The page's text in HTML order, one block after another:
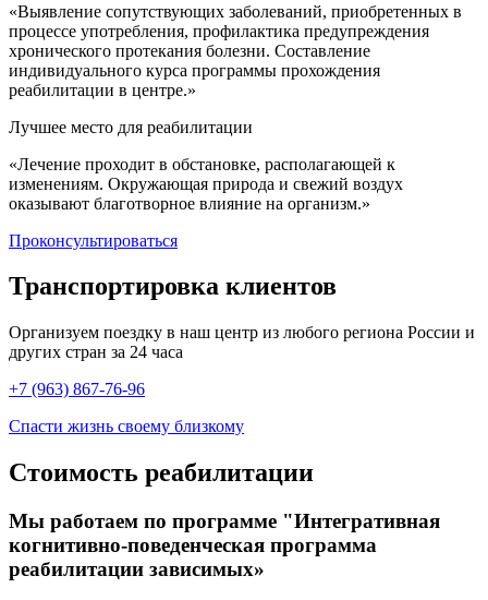
«Выявление сопутствующих заболеваний, приобретенных в
процессе употребления, профилактика предупреждения
хронического протекания болезни. Составление
индивидуального курса программы прохождения
реабилитации в центре.»
Лучшее место для реабилитации
«Лечение проходит в обстановке, располагающей к
изменениям. Окружающая природа и свежий воздух
оказывают благотворное влияние на организм.»
Проконсультироваться
Транспортировка клиентов
Организуем поездку в наш центр из любого региона России и
других стран за 24 часа
+7 (963) 867-76-96
Спасти жизнь своему близкому
Стоимость реабилитации
Мы работаем по программе "Интегративная
когнитивно-поведенческая программа
реабилитации зависимых»